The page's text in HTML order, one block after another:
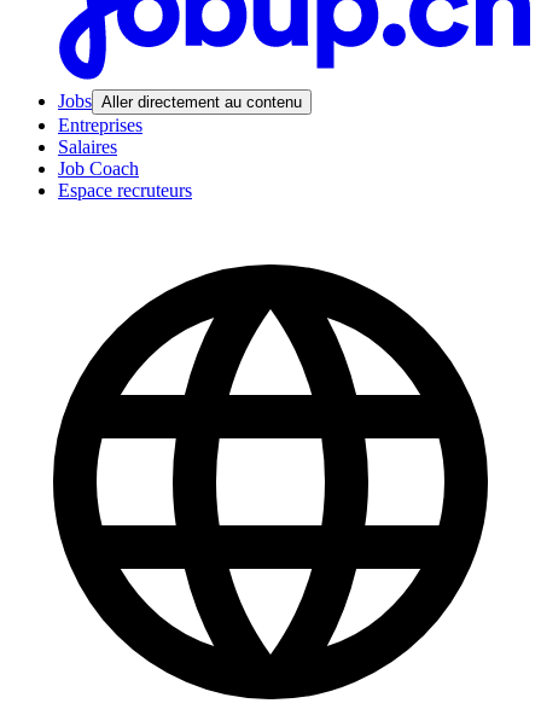
Jobs Aller directement au contenu
Entreprises
Salaires
Job Coach
Espace recruteurs